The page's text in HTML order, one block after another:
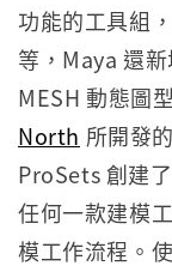
功能的工具組
等，Maya 還
MESH 動態圖
North 所開發
ProSets 創建
任何一款建模
模工作流程。